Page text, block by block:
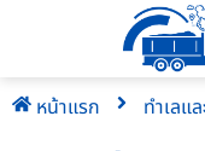
หน้าแรก ทำเลแ